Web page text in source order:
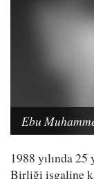
Ebu
1988 yılında
Birliği işgaline